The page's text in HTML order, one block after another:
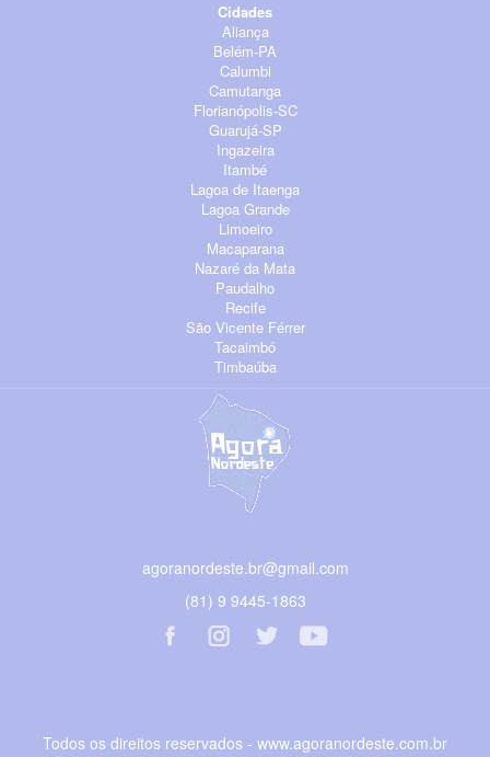
Cidades
Aliança
Belém-PA
Calumbi
Camutanga
Florianópolis-SC
Guarujá-SP
Ingazeira
Itambé
Lagoa de Itaenga
Lagoa Grande
Limoeiro
Macaparana
Nazaré da Mata
Paudalho
Recife
São Vicente Férrer
Tacaimbó
Timbaúba
agoranordeste.br@gmail.com
(81) 9 9445-1863
Todos os direitos reservados - www.agoranordeste.com.br